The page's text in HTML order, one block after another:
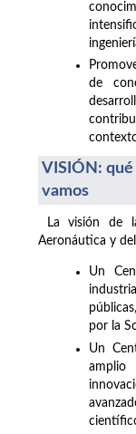
de
VISIÓN:
vamos
La visión de
Aeronáutica y
Un
por la
Un
amplio